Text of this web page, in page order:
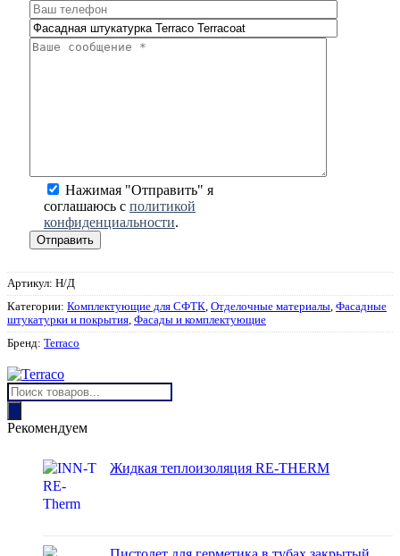
Нажимая "Отправить" я
соглашаюсь с политикой
конфиденциальности.
Артикул: Н/Д
Категории: Комплектующие для СФТК, Отделочные материалы, Фасадные
штукатурки и покрытия, Фасады и комплектующие
Бренд: Terraco
Поиск
товаров
Рекомендуем
Жидкая теплоизоляция RE-THERM